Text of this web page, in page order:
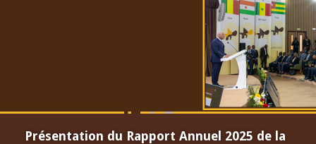
Présentation du Rapport Annuel 2025 de la